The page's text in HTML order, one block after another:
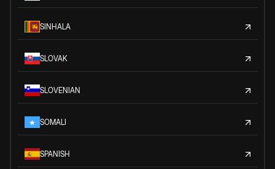
SINHALA
SLOVAK
SLOVENIAN
SOMALI
SPANISH